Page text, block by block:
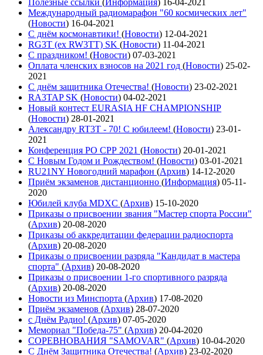
Международный радиомарафон "60 космических лет"
(Новости) 16-04-2021
С днём космонавтики! (Новости) 12-04-2021
RG3T (ex RW3TT) SK (Новости) 11-04-2021
С праздником! (Новости) 07-03-2021
Оплата членских взносов на 2021 год (Новости) 25-02-
2021
С днём защитника Отечества! (Новости) 23-02-2021
RA3TAP SK (Новости) 04-02-2021
Новый контест EURASIA HF CHAMPIONSHIP
(Новости) 28-01-2021
Александру RT3T - 70! С юбилеем! (Новости) 23-01-
2021
Конференция РО СРР 2021 (Новости) 20-01-2021
С Новым Годом и Рождеством! (Новости) 03-01-2021
RU21NY Новогодний марафон (Архив) 14-12-2020
Приём экзаменов дистанционно (Информация) 05-11-
2020
Юбилей клуба MDXC (Архив) 15-10-2020
Приказы о присвоении звания "Мастер спорта России"
(Архив) 20-08-2020
Приказы об аккредитации федерации радиоспорта
(Архив) 20-08-2020
Приказы о присвоении разряда "Кандидат в мастера
спорта" (Архив) 20-08-2020
Приказы о присвоении 1-го спортивного разряда
(Архив) 20-08-2020
Новости из Минспорта (Архив) 17-08-2020
Приём экзаменов (Архив) 28-07-2020
с Днём Радио! (Архив) 07-05-2020
Мемориал "Победа-75" (Архив) 20-04-2020
СОРЕВНОВАНИЯ "SAMOVAR" (Архив) 10-04-2020
С Днём Защитника Отечества! (Архив) 23-02-2020